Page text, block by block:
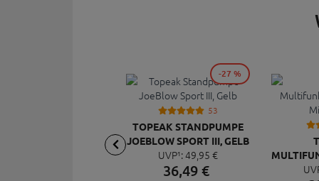
53
TOPEAK STANDPUMPE
JOEBLOW SPORT III, GELB
UVP¹:49, 95 €
36,49€
-27 %